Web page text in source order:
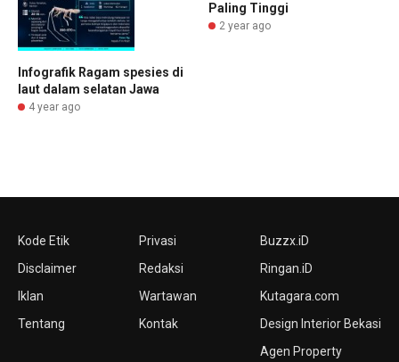
Infografik Ragam spesies di
laut dalam selatan Jawa
4 year ago
Paling Tinggi
2 year ago
Kode Etik
Disclaimer
Iklan
Tentang
Privasi
Redaksi
Wartawan
Kontak
Buzzx.iD
Ringan.iD
Kutagara.com
Design Interior Bekasi
Agen Property